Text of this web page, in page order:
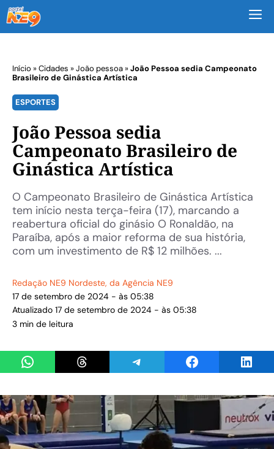
Início »Cidades »João pessoa»João Pessoa sedia Campeonato
Brasileiro de Ginástica Artística
ESPORTES
João Pessoa sedia
Campeonato Brasileiro de
Ginástica Artística
O Campeonato Brasileiro de Ginástica Artística
tem início nesta terça-feira (17), marcando a
reabertura oficial do ginásio O Ronaldão, na
Paraíba, após a maior reforma de sua história,
com um investimento de R$ 12 milhões. ...
Redação NE9 Nordeste, da Agência NE9
17 de setembro de 2024 - às 05:38
Atualizado 17 de setembro de 2024 - às 05:38
3 min de leitura
Share on WhatsAppShare on ThreadsShare on TelegramShare on Facebook